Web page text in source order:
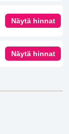
Näytä hinnat
Näytä hinnat